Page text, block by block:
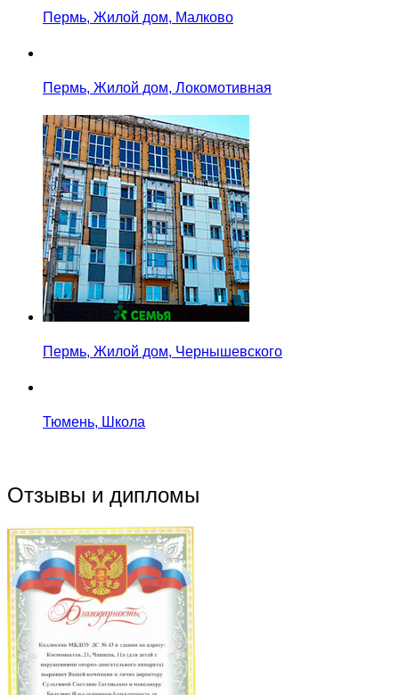
Пермь, Жилой дом, Малково
Пермь, Жилой дом, Локомотивная
Пермь, Жилой дом, Чернышевского
Тюмень, Школа
Отзывы и дипломы